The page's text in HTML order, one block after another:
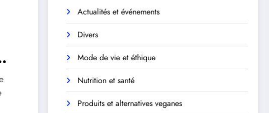
Actualités et événements
Divers
Mode de vie et éthique
Nutrition et santé
Produits et alternatives veganes